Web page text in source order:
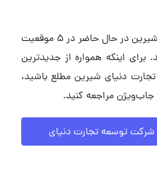
شرکت توسعه تجارت دنیای شیرین در حال حاضر در ۵ موقعیت
اینکه همواره از جدیدترین
دنیای شیرین مطلع باشید،
مراجعه کنید.
توسعه تجارت دنیای